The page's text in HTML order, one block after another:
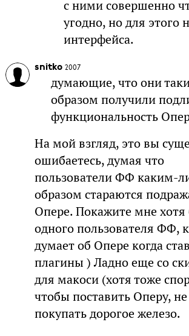
с ними совершенно
угодно, но для этого
интерфейса.
snitko 2007
думающие, что они
образом получили
функциональность
На мой взгляд, это вы
ошибаетесь, думая что
пользователи ФФ каким-
образом стараются
Опере. Покажите мне
одного пользователя ФФ,
думает об Опере когда
плагины ) Ладно еще со
для макоси (хотя тоже
чтобы поставить Оперу,
покупать дорогое железо.